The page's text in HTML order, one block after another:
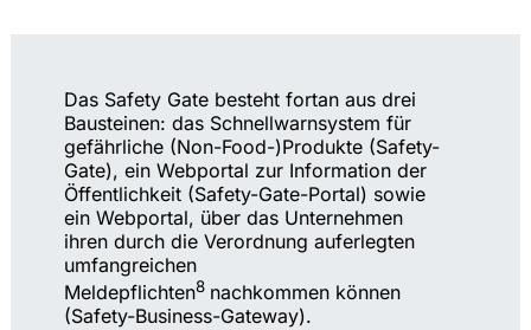
Das Safety Gate besteht fortan aus drei
Bausteinen: das Schnellwarnsystem für
gefährliche (Non-Food-)Produkte (Safety-
Gate), ein Webportal zur Information der
Öffentlichkeit (Safety-Gate-Portal) sowie
ein Webportal, über das Unternehmen
ihren durch die Verordnung auferlegten
umfangreichen
Meldepflichten8 nachkommen können
(Safety-Business-Gateway).